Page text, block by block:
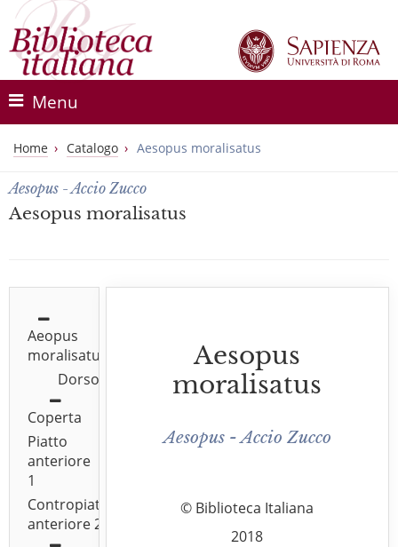
Menu
Home Catalogo Aesopus moralisatus
Aesopus - Accio Zucco
Aesopus moralisatus
Aeopus
moralisatus
Dorso
Coperta
Piatto
anteriore
1
Contropiatto
anteriore 2
Aesopus
moralisatus
Aesopus - Accio Zucco
© Biblioteca Italiana
2018